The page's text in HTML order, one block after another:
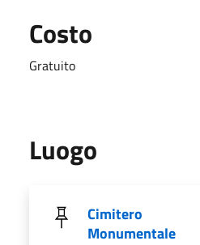
Costo
Gratuito
Luogo
Cimitero
Monumentale